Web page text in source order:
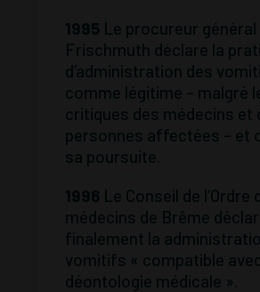
1995 Le procureur général
Frischmuth déclare la
d‘administration des
comme légitime – malgré
critiques des médecins et
personnes affectées – et
sa poursuite.
1996 Le Conseil de l‘Ordre
médecins de Brême
finalement la
vomitifs « compatible
déontologie médicale ».